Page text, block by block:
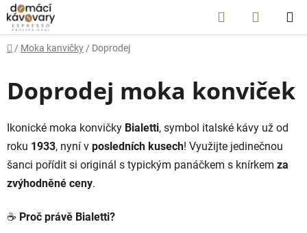
Prejsť
na
obsah
Hľadať
KOŠÍK
Domov
/ Moka kanvičky / Doprodej
Doprodej moka konviček
Ikonické moka konvičky Bialetti, symbol italské kávy už od
roku 1933, nyní v posledních kusech! Využijte jedinečnou
šanci pořídit si originál s typickým panáčkem s knírkem za
zvýhodněné ceny.
☕ Proč právě Bialetti?